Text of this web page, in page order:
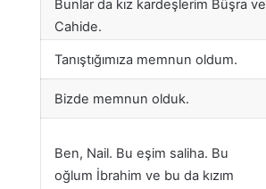
Bunlar da kız kardeşlerim Büşra ve
Cahide.
Tanıştığımıza memnun oldum.
Bizde memnun olduk.
Ben, Nail. Bu eşim saliha. Bu
oğlum İbrahim ve bu da kızım